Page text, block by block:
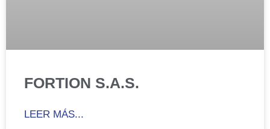
FORTION S.A.S.
LEER MÁS...